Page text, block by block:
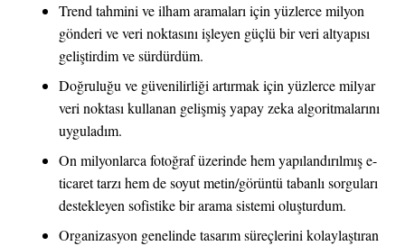
Trend tahmini ve ilham aramaları için yüzlerce milyon
gönderi ve veri noktasını işleyen güçlü bir veri altyapısı
geliştirdim ve sürdürdüm.
Doğruluğu ve güvenilirliği artırmak için yüzlerce milyar
veri noktası kullanan gelişmiş yapay zeka algoritmalarını
uyguladım.
On milyonlarca fotoğraf üzerinde hem yapılandırılmış e-
ticaret tarzı hem de soyut metin/görüntü tabanlı sorguları
destekleyen sofistike bir arama sistemi oluşturdum.
Organizasyon genelinde tasarım süreçlerini kolaylaştıran